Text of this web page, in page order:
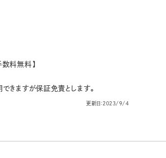
料無料】
きますが保証免責とします。
更新日：2023/9/4